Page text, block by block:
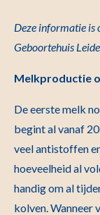
Deze informatie is
Geboortehuis
Melkproductie
De eerste melk
begint al vanaf
veel antistoffen
hoeveelheid al
handig om al
kolven.